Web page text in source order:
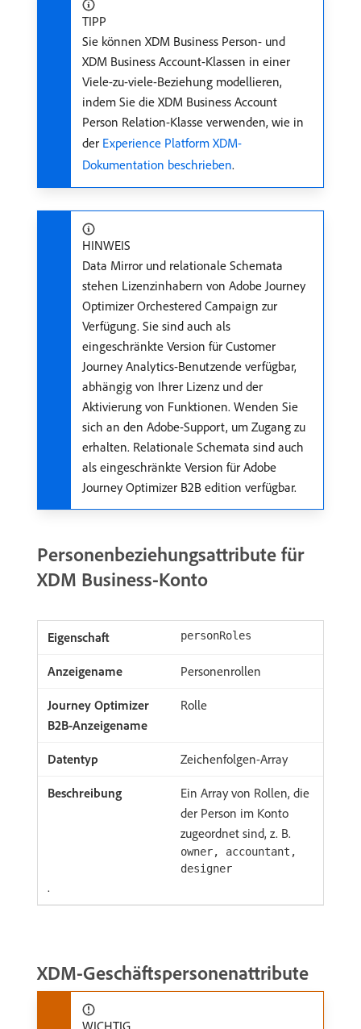
TIPP
Sie können XDM Business Person- und
XDM Business Account-Klassen in einer
Viele-zu-viele-Beziehung modellieren,
indem Sie die XDM Business Account
Person Relation-Klasse verwenden, wie in
der Experience Platform XDM-
Dokumentation beschrieben.
HINWEIS
Data Mirror und relationale Schemata
stehen Lizenzinhabern von Adobe Journey
Optimizer Orchestered Campaign zur
Verfügung. Sie sind auch als
eingeschränkte Version für Customer
Journey Analytics-Benutzende verfügbar,
abhängig von Ihrer Lizenz und der
Aktivierung von Funktionen. Wenden Sie
sich an den Adobe-Support, um Zugang zu
erhalten. Relationale Schemata sind auch
als eingeschränkte Version für Adobe
Journey Optimizer B2B edition verfügbar.
Personenbeziehungsattribute für
XDM Business-Konto
personRoles
Personenrollen
Rolle
Zeichenfolgen-Array
Ein Array von Rollen, die
der Person im Konto
zugeordnet sind, z. B.
owner, accountant,
designer
.
XDM-Geschäftspersonenattribute
WICHTIG